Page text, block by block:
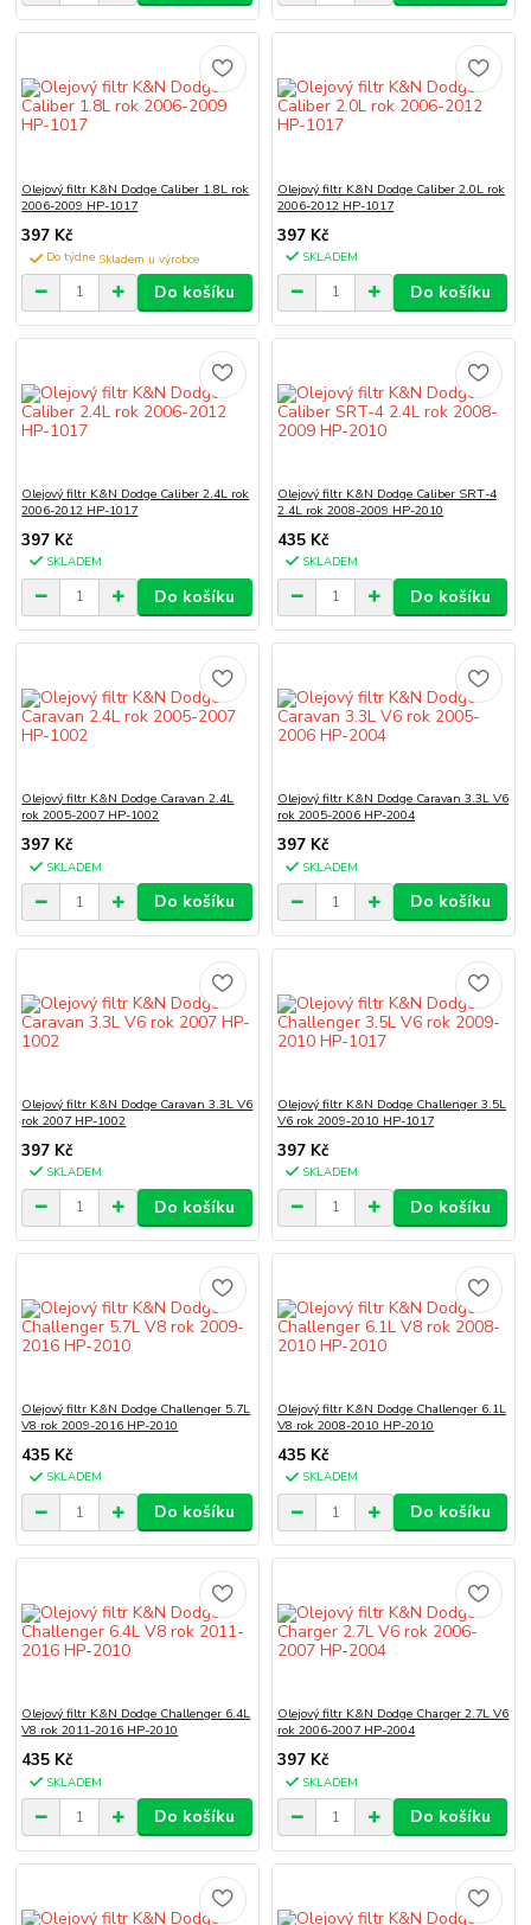
Olejový filtr K&N Dodge Caliber 1.8L rok
2006-2009 HP-1017
397 Kč
Do týdne
Do košíku
Olejový filtr K&N Dodge Caliber 2.0L rok
2006-2012 HP-1017
397 Kč
SKLADEM
Do košíku
Olejový filtr K&N Dodge Caliber 2.4L rok
2006-2012 HP-1017
397 Kč
SKLADEM
Do košíku
Olejový filtr K&N Dodge Caliber SRT-4
2.4L rok 2008-2009 HP-2010
435 Kč
SKLADEM
Do košíku
Olejový filtr K&N Dodge Caravan 2.4L
rok 2005-2007 HP-1002
397 Kč
SKLADEM
Do košíku
Olejový filtr K&N Dodge Caravan 3.3L V6
rok 2005-2006 HP-2004
397 Kč
SKLADEM
Do košíku
Olejový filtr K&N Dodge Caravan 3.3L V6
rok 2007 HP-1002
397 Kč
SKLADEM
Do košíku
Olejový filtr K&N Dodge Challenger 3.5L
V6 rok 2009-2010 HP-1017
397 Kč
SKLADEM
Do košíku
Olejový filtr K&N Dodge Challenger 5.7L
V8 rok 2009-2016 HP-2010
435 Kč
SKLADEM
Do košíku
Olejový filtr K&N Dodge Challenger 6.1L
V8 rok 2008-2010 HP-2010
435 Kč
SKLADEM
Do košíku
Olejový filtr K&N Dodge Challenger 6.4L
V8 rok 2011-2016 HP-2010
435 Kč
SKLADEM
Do košíku
Olejový filtr K&N Dodge Charger 2.7L V6
rok 2006-2007 HP-2004
397 Kč
SKLADEM
Do košíku